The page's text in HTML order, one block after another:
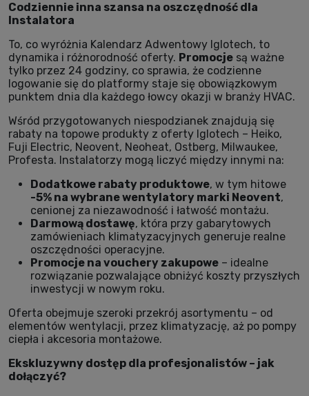
Codziennie inna szansa na oszczędność dla
Instalatora
To, co wyróżnia Kalendarz Adwentowy Iglotech, to
dynamika i różnorodność oferty. Promocje są ważne
tylko przez 24 godziny, co sprawia, że codzienne
logowanie się do platformy staje się obowiązkowym
punktem dnia dla każdego łowcy okazji w branży HVAC.
Wśród przygotowanych niespodzianek znajdują się
rabaty na topowe produkty z oferty Iglotech – Heiko,
Fuji Electric, Neovent, Neoheat, Ostberg, Milwaukee,
Profesta. Instalatorzy mogą liczyć między innymi na:
Dodatkowe rabaty produktowe, w tym hitowe
-5% na wybrane wentylatory marki Neovent,
cenionej za niezawodność i łatwość montażu.
Darmową dostawę, która przy gabarytowych
zamówieniach klimatyzacyjnych generuje realne
oszczędności operacyjne.
Promocje na vouchery zakupowe – idealne
rozwiązanie pozwalające obniżyć koszty przyszłych
inwestycji w nowym roku.
Oferta obejmuje szeroki przekrój asortymentu – od
elementów wentylacji, przez klimatyzację, aż po pompy
ciepła i akcesoria montażowe.
Ekskluzywny dostęp dla profesjonalistów – jak
dołączyć?